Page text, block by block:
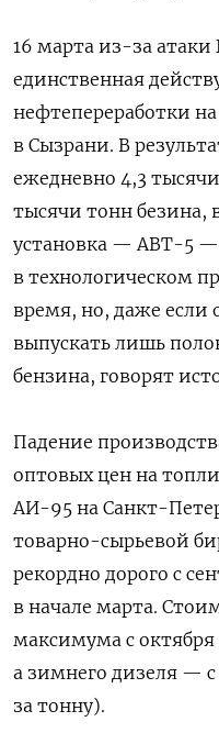
16 марта из-за атаки
единственная
нефтепереработки
в Сызрани. В
ежедневно 4,3
тысячи тонн безина,
установка — АВТ-5 —
в технологическом
время, но, даже если
выпускать лишь
бензина, говорят
Падение
оптовых цен на
АИ-95 на Санкт-
товарно-сырьевой
рекордно дорого с
в начале марта.
максимума с
а зимнего дизеля — с
за тонну).